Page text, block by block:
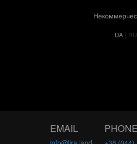
UA | RU
EMAIL PHONE